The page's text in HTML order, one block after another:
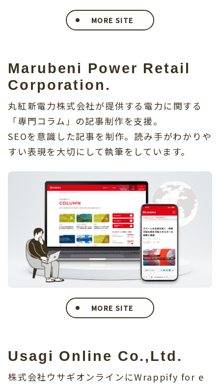
MORE SITE
Marubeni Power Retail
Corporation.
丸紅新電力株式会社が提供する電力に関する
「専門コラム」の記事制作を支援。
SEOを意識した記事を制作。読み手がわかりや
すい表現を大切にして執筆をしています。
MORE SITE
Usagi Online Co.,Ltd.
株式会社ウサギオンラインにWrappify for e